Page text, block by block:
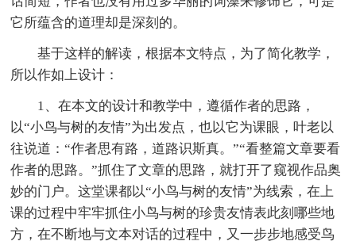
它所蕴含的道理却是深刻的。
基于这样的解读，根据本文特点，为了简化教学，
所以作如上设计：
1、在本文的设计和教学中，遵循作者的思路，
以“小鸟与树的友情”为出发点，也以它为课眼，叶老以
往说道：“作者思有路，道路识斯真。”“看整篇文章要看
作者的思路。”抓住了文章的思路，就打开了窥视作品奥
妙的门户。这堂课都以“小鸟与树的友情”为线索，在上
课的过程中牢牢抓住小鸟与树的珍贵友情表此刻哪些地
方，在不断地与文本对话的过程中，又一步步地感受鸟